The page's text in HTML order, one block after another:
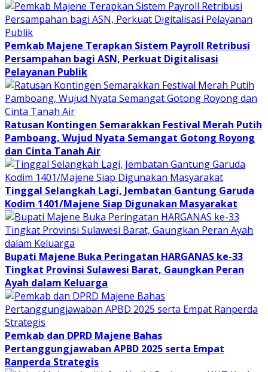
Pemkab Majene Terapkan Sistem Payroll Retribusi
Persampahan bagi ASN, Perkuat Digitalisasi
Pelayanan Publik
Ratusan Kontingen Semarakkan Festival Merah Putih
Pamboang, Wujud Nyata Semangat Gotong Royong
dan Cinta Tanah Air
Tinggal Selangkah Lagi, Jembatan Gantung Garuda
Kodim 1401/Majene Siap Digunakan Masyarakat
Bupati Majene Buka Peringatan HARGANAS ke-33
Tingkat Provinsi Sulawesi Barat, Gaungkan Peran
Ayah dalam Keluarga
Pemkab dan DPRD Majene Bahas
Pertanggungjawaban APBD 2025 serta Empat
Ranperda Strategis